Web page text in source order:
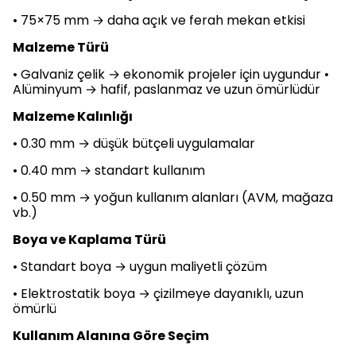
• 75×75 mm → daha açık ve ferah mekan etkisi
Malzeme Türü
• Galvaniz çelik → ekonomik projeler için uygundur •
Alüminyum → hafif, paslanmaz ve uzun ömürlüdür
Malzeme Kalınlığı
• 0.30 mm → düşük bütçeli uygulamalar
• 0.40 mm → standart kullanım
• 0.50 mm → yoğun kullanım alanları (AVM, mağaza
vb.)
Boya ve Kaplama Türü
• Standart boya → uygun maliyetli çözüm
• Elektrostatik boya → çizilmeye dayanıklı, uzun
ömürlü
Kullanım Alanına Göre Seçim